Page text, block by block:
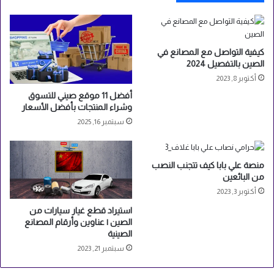
ن
-
ج
ز
ء
ن
ي
ن
إ
ى
م
ص
كيفية التواصل مع المصانع في
الصين بالتفصيل 2024
أكتوبر 8, 2023
أفضل 11 موقع صيني للتسوق
وشراء المنتجات بأفضل الأسعار
سبتمبر 16, 2025
منصة علي بابا كيف تتجنب النصب
من البائعين
أكتوبر 3, 2023
استيراد قطع غيار سيارات من
الصين | عناوين وأرقام المصانع
الصينية
سبتمبر 21, 2023